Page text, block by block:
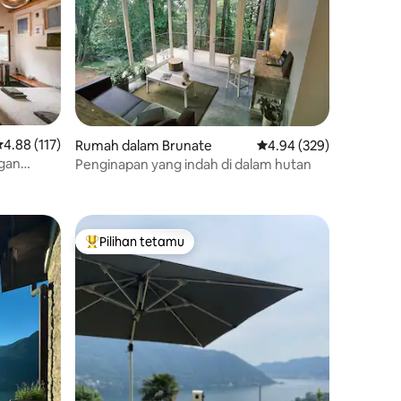
purata 4.88 daripada 5, 117 ulasan
4.88 (117)
Rumah dalam Brunate Penarafan purata 4.94
4.94 (329)
Penginapan yang indah di dalam hutan
Pilihan utama tetamu
Pilihan tetamu